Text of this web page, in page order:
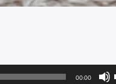
00:00